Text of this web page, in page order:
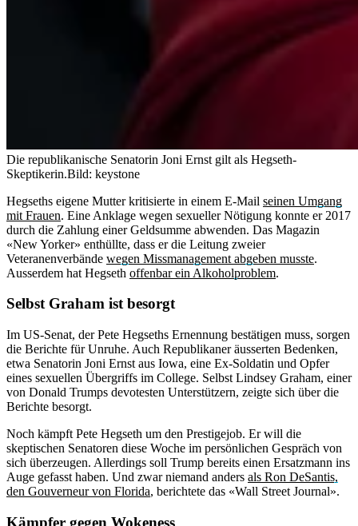
Die republikanische Senatorin Joni Ernst gilt als Hegseth-
Skeptikerin.Bild: keystone
Hegseths eigene Mutter kritisierte in einem E-Mail seinen Umgang
mit Frauen. Eine Anklage wegen sexueller Nötigung konnte er 2017
durch die Zahlung einer Geldsumme abwenden. Das Magazin
«New Yorker» enthüllte, dass er die Leitung zweier
Veteranenverbände wegen Missmanagement abgeben musste.
Ausserdem hat Hegseth offenbar ein Alkoholproblem.
Selbst Graham ist besorgt
Im US-Senat, der Pete Hegseths Ernennung bestätigen muss, sorgen
die Berichte für Unruhe. Auch Republikaner äusserten Bedenken,
etwa Senatorin Joni Ernst aus Iowa, eine Ex-Soldatin und Opfer
eines sexuellen Übergriffs im College. Selbst Lindsey Graham, einer
von Donald Trumps devotesten Unterstützern, zeigte sich über die
Berichte besorgt.
Noch kämpft Pete Hegseth um den Prestigejob. Er will die
skeptischen Senatoren diese Woche im persönlichen Gespräch von
sich überzeugen. Allerdings soll Trump bereits einen Ersatzmann ins
Auge gefasst haben. Und zwar niemand anders als Ron DeSantis,
den Gouverneur von Florida, berichtete das «Wall Street Journal».
Kämpfer gegen Wokeness